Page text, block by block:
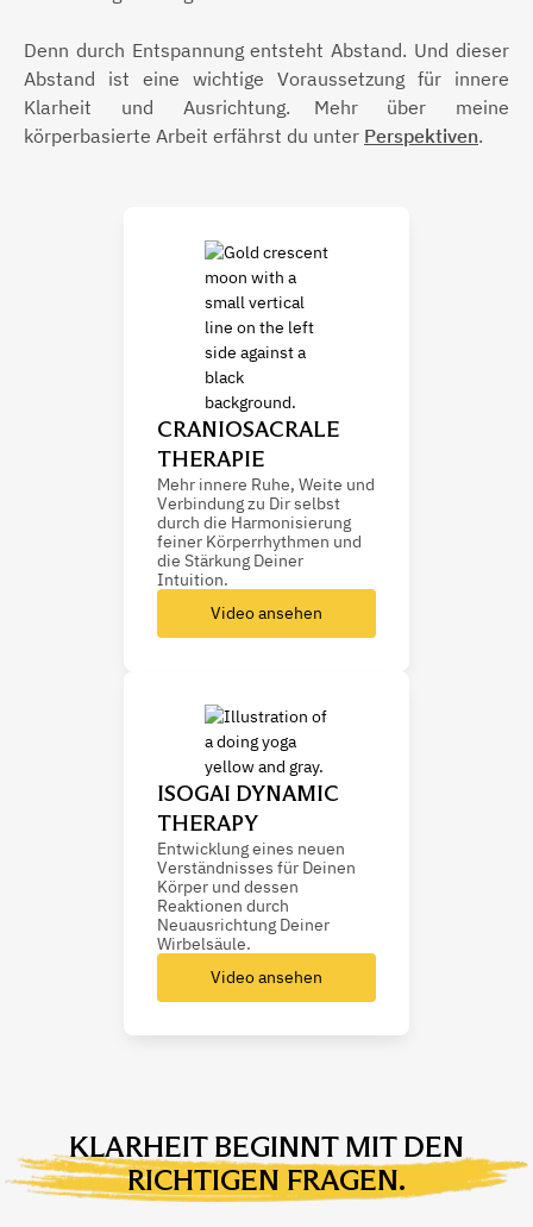
Denn durch Entspannung entsteht Abstand. Und dieser
Abstand ist eine wichtige Voraussetzung für innere
Klarheit und Ausrichtung. Mehr über meine
körperbasierte Arbeit erfährst du unter Perspektiven.
CRANIOSACRALE
THERAPIE
Mehr innere Ruhe, Weite und
Verbindung zu Dir selbst
durch die Harmonisierung
feiner Körperrhythmen und
die Stärkung Deiner
Intuition.
Video ansehen
ISOGAI DYNAMIC
THERAPY
Entwicklung eines neuen
Verständnisses für Deinen
Körper und dessen
Reaktionen durch
Neuausrichtung Deiner
Wirbelsäule.
Video ansehen
KLARHEIT BEGINNT MIT DEN
RICHTIGEN FRAGEN.